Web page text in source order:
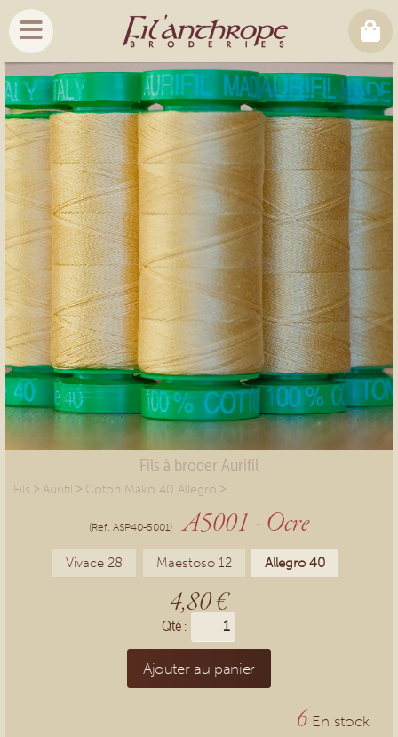
Fils à broder Aurifil
Fils > Aurifil > Coton Mako 40 Allegro >
(Ref. ASP40-5001) A5001 - Ocre
Vivace 28 Maestoso 12 Allegro 40
4,80 €
Qté :
Ajouter au panier
6 En stock